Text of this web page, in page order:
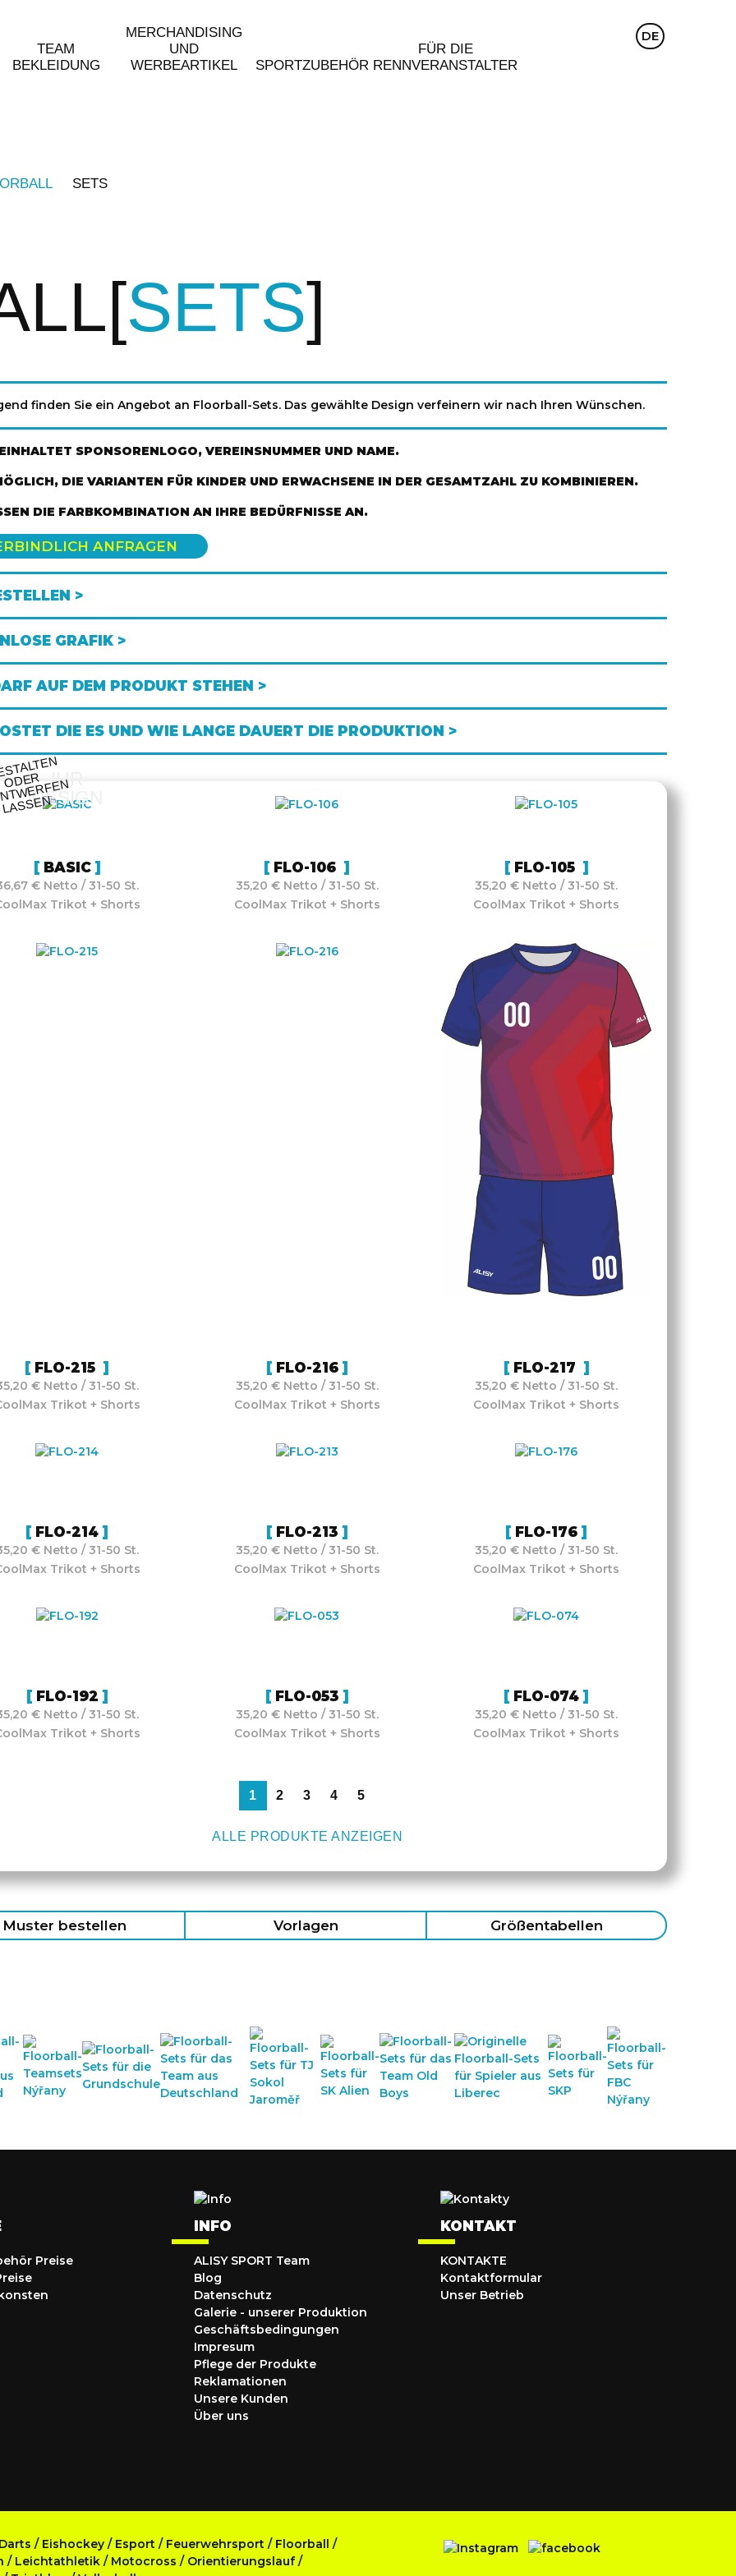
TEAM
BEKLEIDUNG
MERCHANDISING
UND
WERBEARTIKEL
SPORTZUBEHÖR
FÜR DIE
RENNVERANSTALTER
CZ
DE
SETS
SETS
finden Sie ein Angebot an Floorball-Sets. Das gewählte Design verfeinern wir nach Ihren Wünschen.
SPONSORENLOGO, VEREINSNUMMER UND NAME.
DIE VARIANTEN FÜR KINDER UND ERWACHSENE IN DER GESAMTZAHL ZU KOMBINIEREN.
DIE FARBKOMBINATION AN IHRE BEDÜRFNISSE AN.
ANFRAGEN
>
GRAFIK >
AUF DEM PRODUKT STEHEN >
DIE ES UND WIE LANGE DAUERT DIE PRODUKTION >
IHR
DESIGN
R
N
BASIC
€ Netto / 31-50 St.
Trikot + Shorts
FLO-106
35,20 € Netto / 31-50 St.
CoolMax Trikot + Shorts
FLO-105
35,20 € Netto / 31-50 St.
CoolMax Trikot + Shorts
FLO-215
€ Netto / 31-50 St.
Trikot + Shorts
FLO-216
35,20 € Netto / 31-50 St.
CoolMax Trikot + Shorts
FLO-217
35,20 € Netto / 31-50 St.
CoolMax Trikot + Shorts
FLO-214
€ Netto / 31-50 St.
Trikot + Shorts
FLO-213
35,20 € Netto / 31-50 St.
CoolMax Trikot + Shorts
FLO-176
35,20 € Netto / 31-50 St.
CoolMax Trikot + Shorts
FLO-192
€ Netto / 31-50 St.
Trikot + Shorts
FLO-053
35,20 € Netto / 31-50 St.
CoolMax Trikot + Shorts
FLO-074
35,20 € Netto / 31-50 St.
CoolMax Trikot + Shorts
1 2 3 4 5
ALLE PRODUKTE ANZEIGEN
Muster bestellen Vorlagen Größentabellen
Preise
INFO
ALISY SPORT Team
Blog
Datenschutz
Galerie - unserer Produktion
Geschäftsbedingungen
Impresum
Pflege der Produkte
Reklamationen
Unsere Kunden
Über uns
KONTAKT
KONTAKTE
Kontaktformular
Unser Betrieb
Darts / Eishockey / Esport / Feuerwehrsport / Floorball
/
/ Leichtathletik / Motocross / Orientierungslauf/